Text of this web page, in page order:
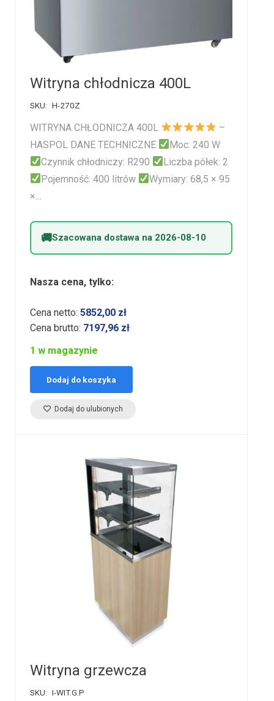
Witryna chłodnicza 400L
SKU: H-270Z
WITRYNA CHŁODNICZA 400L
–
HASPOL DANE TECHNICZNE
Moc: 240 W
Czynnik chłodniczy: R290
Liczba półek: 2
Pojemność: 400 litrów
Wymiary: 68,5 × 95
×…
Szacowana dostawa na 2026-08-10
Nasza cena, tylko:
Cena netto: 5852,00 zł
Cena brutto: 7197,96 zł
1 w magazynie
Dodaj do koszyka
Dodaj do ulubionych
Witryna grzewcza
SKU: I-WIT.G.P